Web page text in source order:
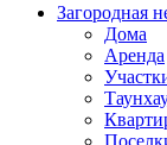
Загородная
Дома
Аренда